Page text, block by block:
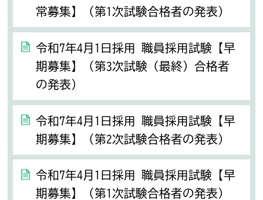
常募集】（第1次試験合格者の発表）
令和7年4月1日採用 職員採用試験【早
期募集】（第3次試験（最終）合格者
の発表）
令和7年4月1日採用 職員採用試験【早
期募集】（第2次試験合格者の発表）
令和7年4月1日採用 職員採用試験【早
期募集】（第1次試験合格者の発表）